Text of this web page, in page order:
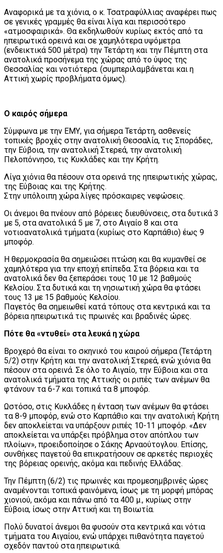
Αναφορικά με τα χιόνια, ο κ. Τσατραφύλλιας αναφέρει πως
σε γενικές γραμμές θα είναι λίγα και περισσότερο
«ατμοσφαιρικά». Θα εκδηλωθούν κυρίως εκτός από τα
ηπειρωτικά ορεινά και σε χαμηλότερα υψόμετρα
(ενδεικτικά 500 μέτρα) την Τετάρτη και την Πέμπτη στα
ανατολικά προσήνεμα της χώρας από το ύψος της
Θεσσαλίας και νοτιότερα. (συμπεριλαμβάνεται και η
Αττική χωρίς προβλήματα όμως).
Ο καιρός σήμερα
Σύμφωνα με την ΕΜΥ, για σήμερα Τετάρτη, ασθενείς
τοπικές βροχές στην ανατολική Θεσσαλία, τις Σποράδες,
την Εύβοια, την ανατολική Στερεά, την ανατολική
Πελοπόννησο, τις Κυκλάδες και την Κρήτη.
Λίγα χιόνια θα πέσουν στα ορεινά της ηπειρωτικής χώρας,
της Εύβοιας και της Κρήτης.
Στην υπόλοιπη χώρα λίγες πρόσκαιρες νεφώσεις.
Οι άνεμοι θα πνέουν από βόρειες διευθύνσεις, στα δυτικά 3
με 5, στα ανατολικά 5 με 7, στο Αιγαίο 8 και στα
νοτιοανατολικά τμήματα (κυρίως στο Καρπάθιο) έως 9
μποφόρ.
Η θερμοκρασία θα σημειώσει πτώση και θα κυμανθεί σε
χαμηλότερα για την εποχή επίπεδα. Στα βόρεια και τα
ανατολικά δεν θα ξεπεράσει τους 10 με 12 βαθμούς
Κελσίου. Στα δυτικά και τη νησιωτική χώρα θα φτάσει
τους 13 με 15 βαθμούς Κελσίου.
Παγετός θα σημειωθεί κατά τόπους στα κεντρικά και τα
βόρεια ηπειρωτικά τις πρωινές και βραδινές ώρες.
Πότε θα «ντυθεί» στα λευκά η χώρα
Βροχερό θα είναι το σκηνικό του καιρού σήμερα (Τετάρτη
5/2) στην Κρήτη και την ανατολική Στερεά, ενώ χιόνια θα
πέσουν στα ορεινά. Σε όλο το Αιγαίο, την Εύβοια και στα
ανατολικά τμήματα της Αττικής οι ριπές των ανέμων θα
φτάνουν τα 6-7 και τοπικά τα 8 μποφόρ.
Ωστόσο, στις Κυκλάδες η ένταση των ανέμων θα φτάσει
τα 8-9 μποφόρ, ενώ στο Καρπάθιο και την ανατολική Κρήτη
δεν αποκλείεται να υπάρξουν ριπές 10-11 μποφόρ. «Δεν
αποκλείεται να υπάρξει πρόβλημα στον απόπλου των
πλοίων», προειδοποίησε ο Σάκης Αρναούτογλου. Επίσης,
συνθήκες παγετού θα επικρατήσουν σε αρκετές περιοχές
της βόρειας ορεινής, ακόμα και πεδινής Ελλάδας.
Την Πέμπτη (6/2) τις πρωινές και προμεσημβρινές ώρες
αναμένονται τοπικά φαινόμενα, ίσως με τη μορφή μπόρας
χιονιού, ακόμα και πάνω από τα 400 μ., κυρίως στην
Εύβοια, ίσως στην Αττική και τη Βοιωτία.
Πολύ δυνατοί άνεμοι θα φυσούν στα κεντρικά και νότια
τμήματα του Αιγαίου, ενώ υπάρχει πιθανότητα παγετού
σχεδόν παντού στα ηπειρωτικά.